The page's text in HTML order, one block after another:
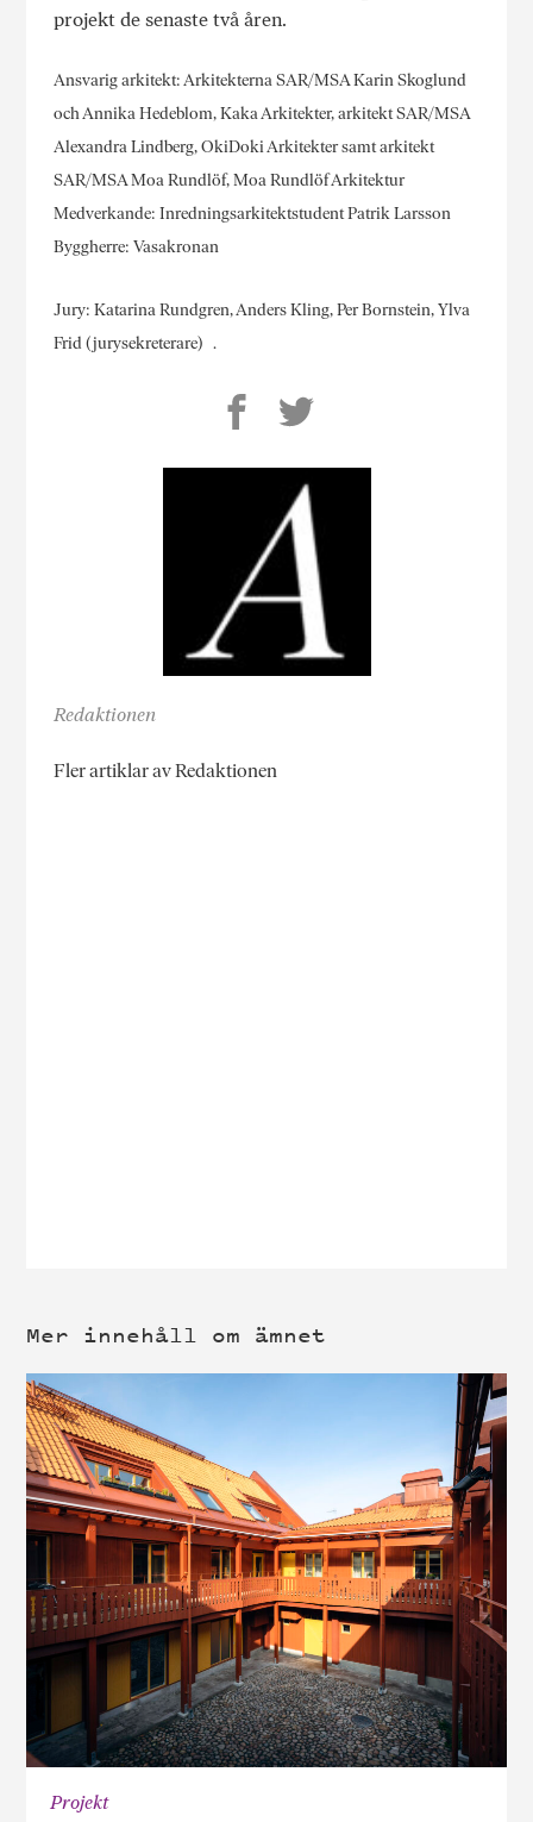
projekt de senaste två åren.
Ansvarig arkitekt: Arkitekterna SAR/MSA Karin Skoglund
och Annika Hedeblom, Kaka Arkitekter, arkitekt SAR/MSA
Alexandra Lindberg, OkiDoki Arkitekter samt arkitekt
SAR/MSA Moa Rundlöf, Moa Rundlöf Arkitektur
Medverkande: Inredningsarkitektstudent Patrik Larsson
Byggherre: Vasakronan
Jury: Katarina Rundgren, Anders Kling, Per Bornstein, Ylva
Frid (jurysekreterare) .
Redaktionen
Fler artiklar av Redaktionen
Mer innehåll om ämnet
Projekt